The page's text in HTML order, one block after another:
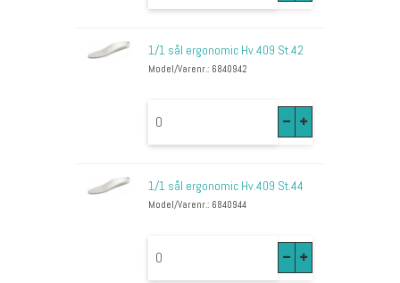
1/1 sål ergonomic Hv.409 St.42
Model/Varenr.: 6840942
1/1 sål ergonomic Hv.409 St.44
Model/Varenr.: 6840944